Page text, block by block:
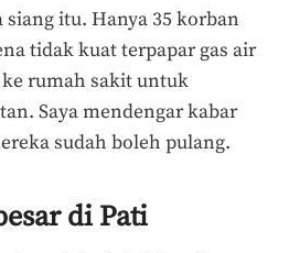
itu. Hanya 35 korban
tidak kuat terpapar gas air
rumah sakit untuk
Saya mendengar kabar
sudah boleh pulang.
di Pati